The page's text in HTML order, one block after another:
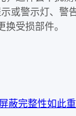
或警示灯、
受损部件。
蔽完整性如此